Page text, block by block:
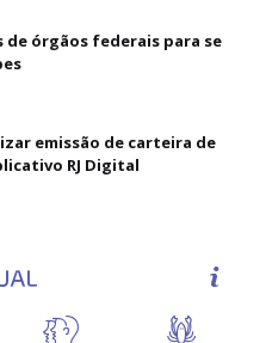
de órgãos federais para se
emissão de carteira de
RJ Digital